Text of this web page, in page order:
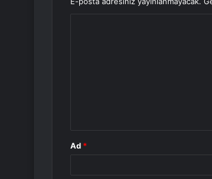
Ad *